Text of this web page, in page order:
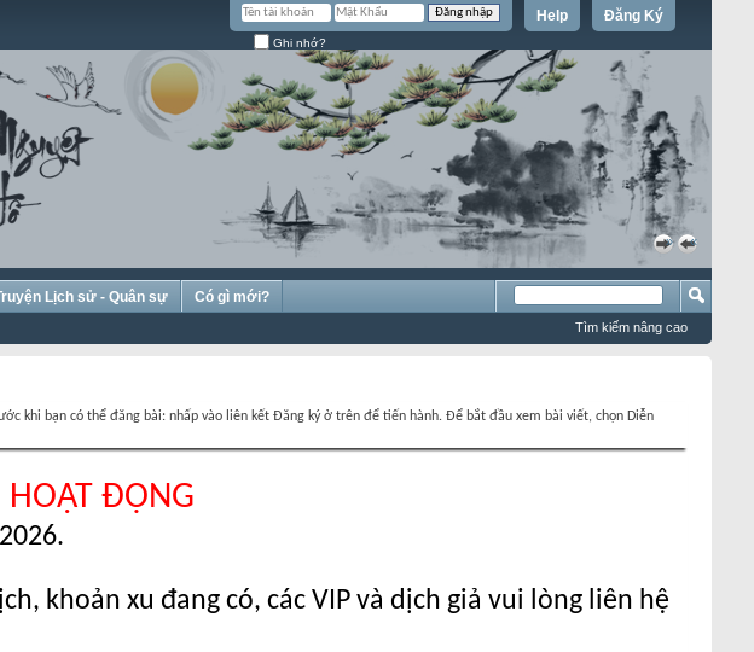
Đăng Ký
Help
Ghi nhớ?
«
»
Lịch sử - Quân sự Có gì mới?
Tìm kiếm nâng cao
khi bạn có thể đăng bài: nhấp vào liên kết Đăng ký ở trên để tiến hành. Để bắt đầu xem bài viết, chọn Diễn
ĐỘNG
khoản xu đang có, các VIP và dịch giả vui lòng liên hệ